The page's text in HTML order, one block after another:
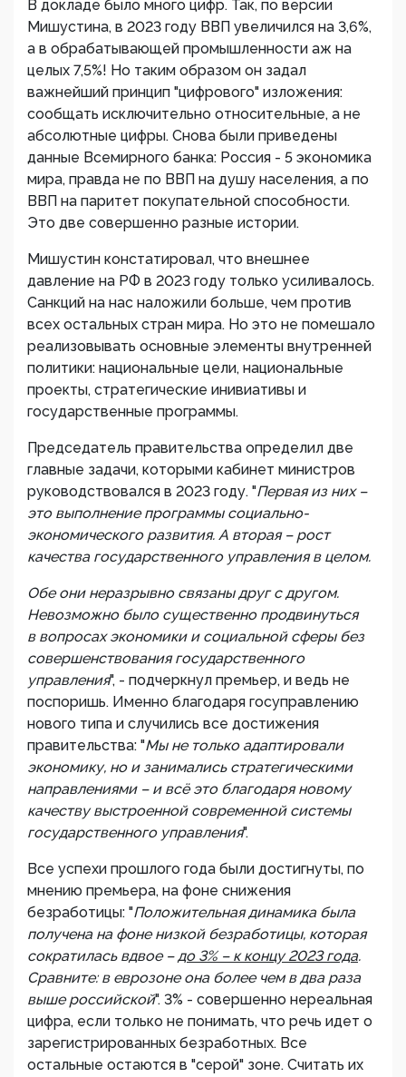
В докладе было много цифр. Так, по версии
Мишустина, в 2023 году ВВП увеличился на 3,6%,
а в обрабатывающей промышленности аж на
целых 7,5%! Но таким образом он задал
важнейший принцип "цифрового" изложения:
сообщать исключительно относительные, а не
абсолютные цифры. Снова были приведены
данные Всемирного банка: Россия - 5 экономика
мира, правда не по ВВП на душу населения, а по
ВВП на паритет покупательной способности.
Это две совершенно разные истории.
Мишустин констатировал, что внешнее
давление на РФ в 2023 году только усиливалось.
Санкций на нас наложили больше, чем против
всех остальных стран мира. Но это не помешало
реализовывать основные элементы внутренней
политики: национальные цели, национальные
проекты, стратегические инивиативы и
государственные программы.
Председатель правительства определил две
главные задачи, которыми кабинет министров
руководствовался в 2023 году. "Первая из них –
это выполнение программы социально-
экономического развития. А вторая – рост
качества государственного управления в целом.
Обе они неразрывно связаны друг с другом.
Невозможно было существенно продвинуться
в вопросах экономики и социальной сферы без
совершенствования государственного
управления", - подчеркнул премьер, и ведь не
поспоришь. Именно благодаря госуправлению
нового типа и случились все достижения
правительства: "Мы не только адаптировали
экономику, но и занимались стратегическими
направлениями – и всё это благодаря новому
качеству выстроенной современной системы
государственного управления".
Все успехи прошлого года были достигнуты, по
мнению премьера, на фоне снижения
безработицы: "Положительная динамика была
получена на фоне низкой безработицы, которая
сократилась вдвое –до 3% – к концу 2023 года.
Сравните: в еврозоне она более чем в два раза
выше российской". 3% - совершенно нереальная
цифра, если только не понимать, что речь идет о
зарегистрированных безработных. Все
остальные остаются в "серой" зоне. Считать их